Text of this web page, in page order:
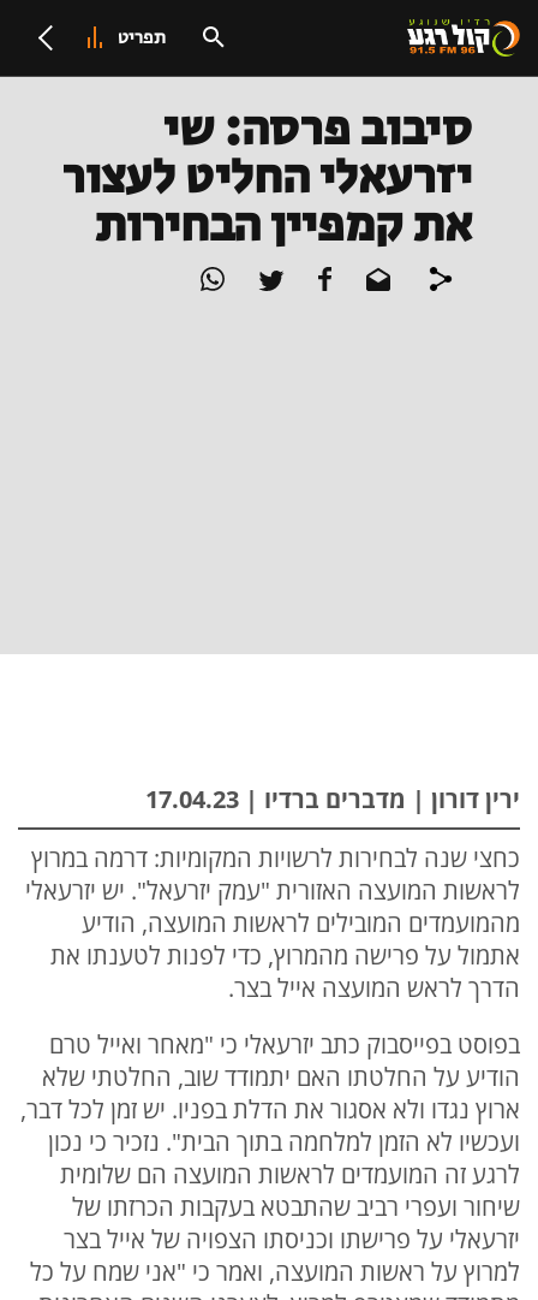
תפריט
סיבוב פרסה: שי
יזרעאלי החליט לעצור
את קמפיין הבחירות
ירין דורון | מדברים ברדיו | 17.04.23
כחצי שנה לבחירות לרשויות המקומיות: דרמה במרוץ
לראשות המועצה האזורית "עמק יזרעאל". יש יזרעאלי
מהמועמדים המובילים לראשות המועצה, הודיע
אתמול על פרישה מהמרוץ, כדי לפנות לטענתו את
הדרך לראש המועצה אייל בצר.
בפוסט בפייסבוק כתב יזרעאלי כי "מאחר ואייל טרם
הודיע על החלטתו האם יתמודד שוב, החלטתי שלא
ארוץ נגדו ולא אסגור את הדלת בפניו. יש זמן לכל דבר,
ועכשיו לא הזמן למלחמה בתוך הבית". נזכיר כי נכון
לרגע זה המועמדים לראשות המועצה הם שלומית
שיחור ועפרי רביב שהתבטא בעקבות הכרזתו של
יזרעאלי על פרישתו וכניסתו הצפויה של אייל בצר
למרוץ על ראשות המועצה, ואמר כי "אני שמח על כל